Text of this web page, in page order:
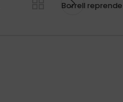
Borrell